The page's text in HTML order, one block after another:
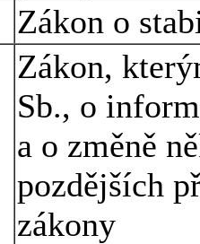
Zákon o
Zákon,
Sb., o
a o změně
pozdějších
zákony